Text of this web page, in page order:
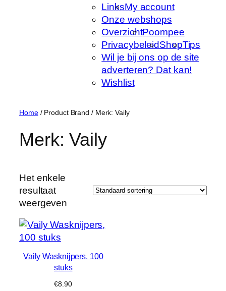
LinksMy account
Onze webshops
OverzichtPoompee
PrivacybeleidShopTips
Wil je bij ons op de site
adverteren? Dat kan!
Wishlist
Home/ Product Brand / Merk: Vaily
Merk: Vaily
Het enkele
resultaat
weergeven
Vaily Wasknijpers, 100
stuks
€8.90